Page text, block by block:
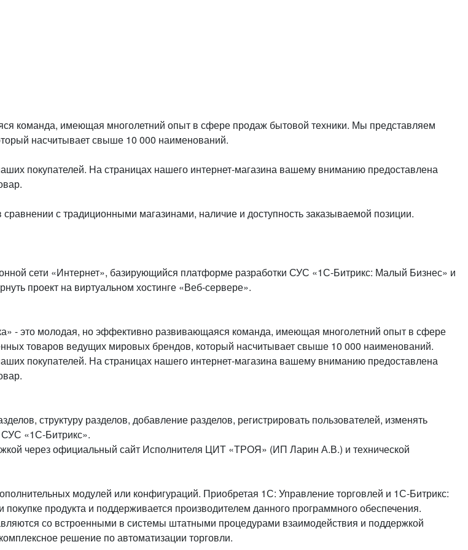
команда, имеющая многолетний опыт в сфере продаж бытовой техники. Мы представляем
насчитывает свыше 10 000 наименований.
покупателей. На страницах нашего интернет-магазина вашему вниманию предоставлена
с традиционными магазинами, наличие и доступность заказываемой позиции.
сети «Интернет», базирующийся платформе разработки СУС «1С-Битрикс: Малый Бизнес» и
проект на виртуальном хостинге «Веб-сервере».
- это молодая, но эффективно развивающаяся команда, имеющая многолетний опыт в сфере
товаров ведущих мировых брендов, который насчитывает свыше 10 000 наименований.
покупателей. На страницах нашего интернет-магазина вашему вниманию предоставлена
структуру разделов, добавление разделов, регистрировать пользователей, изменять
СУС «1С-Битрикс».
через официальный сайт Исполнителя ЦИТ «ТРОЯ» (ИП Ларин А.В.) и технической
модулей или конфигураций. Приобретая 1С: Управление торговлей и 1С-Битрикс:
продукта и поддерживается производителем данного программного обеспечения.
со встроенными в системы штатными процедурами взаимодействия и поддержкой
решение по автоматизации торговли.